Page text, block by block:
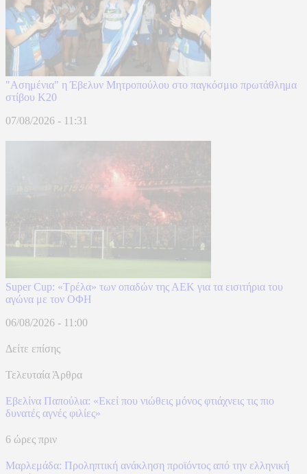
"Ασημένια" η Έβελυν Μητροπούλου στο παγκόσμιο πρωτάθλημα
στίβου Κ20
07/08/2026 - 11:31
Super Cup: «Τρέλα» των οπαδών της ΑΕΚ για τα εισιτήρια του
αγώνα με τον ΟΦΗ
06/08/2026 - 11:00
Δείτε επίσης
Τελευταία Άρθρα
Εβελίνα Παπούλια: «Εκεί που νιώθεις μόνος φτιάχνεις τις πιο
δυνατές αγνές φιλίες»
6 ώρες πριν
Μαρλεμάδα: Προληπτική ανάκληση προϊόντος από την ελληνική